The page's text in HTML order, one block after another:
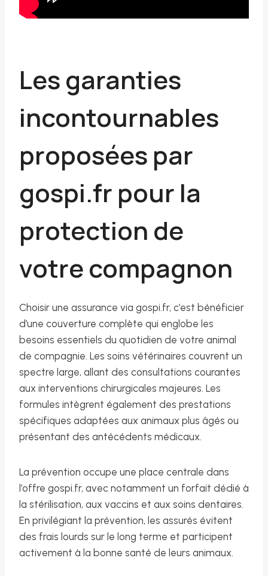
Les garanties
incontournables
proposées par
gospi.fr pour la
protection de
votre compagnon
Choisir une assurance via gospi.fr, c’est bénéficier
d’une couverture complète qui englobe les
besoins essentiels du quotidien de votre animal
de compagnie. Les soins vétérinaires couvrent un
spectre large, allant des consultations courantes
aux interventions chirurgicales majeures. Les
formules intègrent également des prestations
spécifiques adaptées aux animaux plus âgés ou
présentant des antécédents médicaux.
La prévention occupe une place centrale dans
l’offre gospi.fr, avec notamment un forfait dédié à
la stérilisation, aux vaccins et aux soins dentaires.
En privilégiant la prévention, les assurés évitent
des frais lourds sur le long terme et participent
activement à la bonne santé de leurs animaux.